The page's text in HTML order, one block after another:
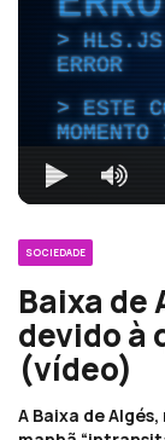
HLS.JS
ERROR
ESTE
SOCIEDADE
Baixa
devido à
(vídeo)
A Baixa de